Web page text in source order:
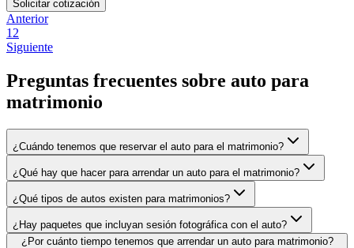
Solicitar cotización
Anterior
1 2
Siguiente
Preguntas frecuentes sobre auto para
matrimonio
¿Cuándo tenemos que reservar el auto para el matrimonio?
¿Qué hay que hacer para arrendar un auto para el matrimonio?
¿Qué tipos de autos existen para matrimonios?
¿Hay paquetes que incluyan sesión fotográfica con el auto?
¿Por cuánto tiempo tenemos que arrendar un auto para matrimonio?